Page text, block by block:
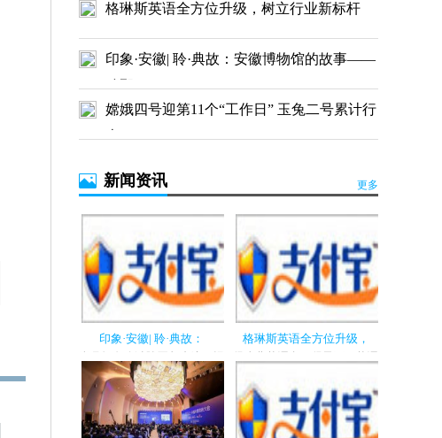
格琳斯英语全方位升级，树立行业新标杆
印象·安徽| 聆·典故：安徽博物馆的故事——
致那
嫦娥四号迎第11个“工作日” 玉兔二号累计行
走289
新闻资讯 更多
印象·安徽| 聆·典故：
忆跟随时光慢慢远去，逐渐褪
色斑驳。...
格琳斯英语全方位升级，
习的黄金...